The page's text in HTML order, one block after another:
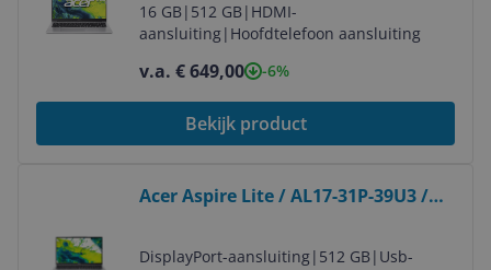
16 GB| 512 GB| HDMI-
aansluiting| Hoofdtelefoon aansluiting
v.a. € 649,00 -6%
Bekijk product
Acer Aspire Lite / AL17-31P-39U3 /
DisplayPort-aansluiting| 512 GB| Usb-